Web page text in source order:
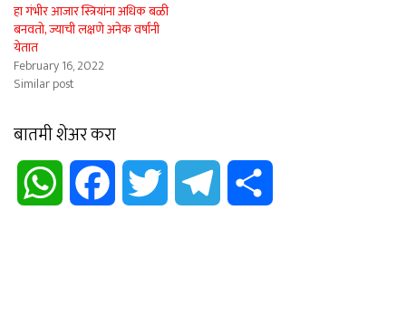
हा गंभीर आजार स्त्रियांना अधिक बळी
बनवतो, ज्याची लक्षणे अनेक वर्षांनी
येतात
February 16, 2022
Similar post
बातमी शेअर करा
WhatsApp Facebook Twitter Telegram